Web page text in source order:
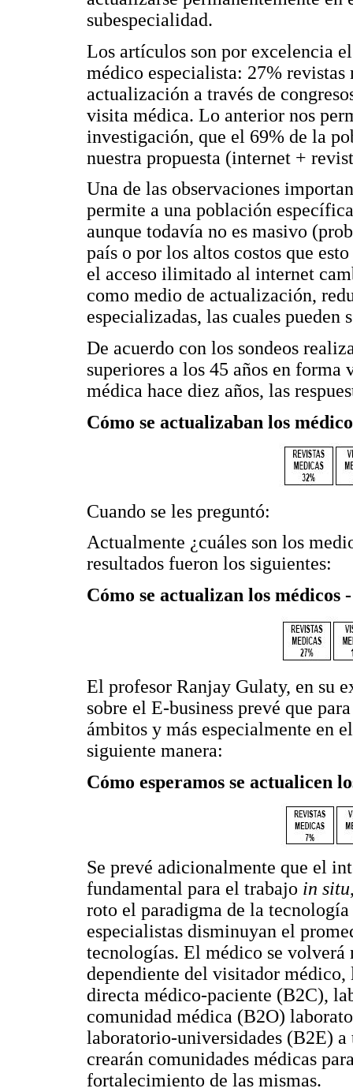
subespecialidad.
Los artículos son por excelencia
médico especialista: 27%
actualización a través de
visita médica. Lo anterior nos
investigación, que el 69% de la
nuestra propuesta (internet +
Una de las observaciones
permite a una población
aunque todavía no es masivo
país o por los altos costos que
el acceso ilimitado al internet
como medio de actualización,
especializadas, las cuales
De acuerdo con los sondeos
superiores a los 45 años en
médica hace diez años, las
Cómo se actualizaban los
Cuando se les preguntó:
Actualmente ¿cuáles son los
resultados fueron los siguientes:
Cómo se actualizan los médicos
El profesor Ranjay Gulaty, en su
sobre el E-business prevé que
ámbitos y más especialmente en
siguiente manera:
Cómo esperamos se actualicen
Se prevé adicionalmente que el
fundamental para el trabajo in situ
roto el paradigma de la
especialistas disminuyan el
tecnologías. El médico se volverá
dependiente del visitador
directa médico-paciente (B2C),
comunidad médica (B2O)
laboratorio-universidades (B2E) a
crearán comunidades médicas
fortalecimiento de las mismas.